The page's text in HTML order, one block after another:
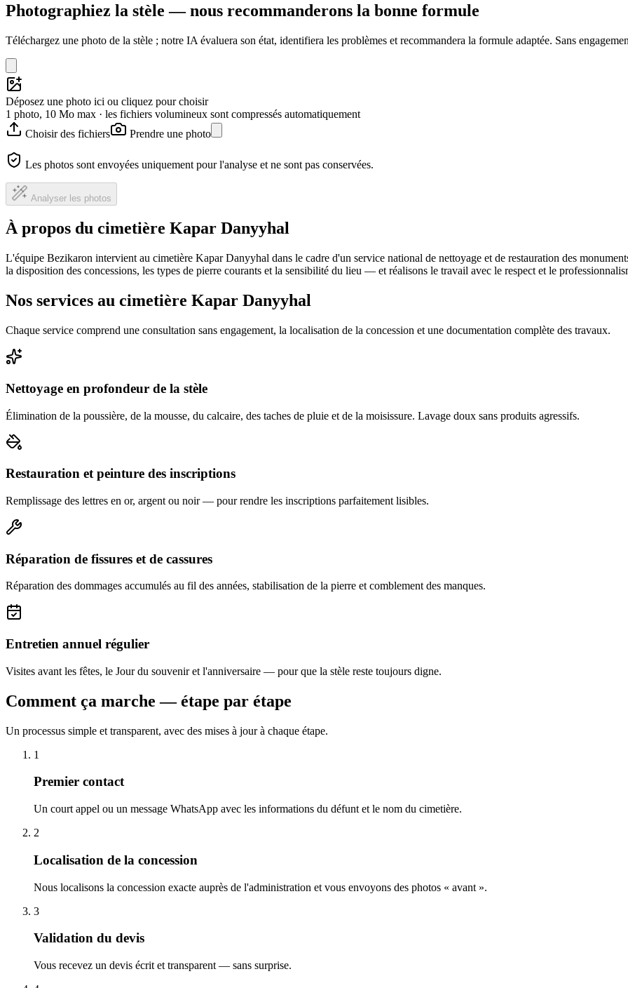
Photographiez la stèle — nous recommanderons la bonne formule
Téléchargez une photo de la stèle ; notre IA évaluera son état, identifiera les problèmes et recommandera la formule adaptée. Sans
Déposez une photo ici ou cliquez pour choisir
1 photo, 10 Mo max · les fichiers volumineux sont compressés automatiquement
Choisir des fichiers
Prendre une photo
Les photos sont envoyées uniquement pour l'analyse et ne sont pas conservées.
Analyser les photos
À propos du cimetière Kapar Danyyhal
L'équipe Bezikaron intervient au cimetière Kapar Danyyhal dans le cadre d'un service national de nettoyage et de restauration des
la disposition des concessions, les types de pierre courants et la sensibilité du lieu — et réalisons le travail avec le respect et le
Nos services au cimetière Kapar Danyyhal
Chaque service comprend une consultation sans engagement, la localisation de la concession et une documentation complète des travaux.
Nettoyage en profondeur de la stèle
Élimination de la poussière, de la mousse, du calcaire, des taches de pluie et de la moisissure. Lavage doux sans produits agressifs.
Restauration et peinture des inscriptions
Remplissage des lettres en or, argent ou noir — pour rendre les inscriptions parfaitement lisibles.
Réparation de fissures et de cassures
Réparation des dommages accumulés au fil des années, stabilisation de la pierre et comblement des manques.
Entretien annuel régulier
Visites avant les fêtes, le Jour du souvenir et l'anniversaire — pour que la stèle reste toujours digne.
Comment ça marche — étape par étape
Un processus simple et transparent, avec des mises à jour à chaque étape.
1
Premier contact
Un court appel ou un message WhatsApp avec les informations du défunt et le nom du cimetière.
2
Localisation de la concession
Nous localisons la concession exacte auprès de l'administration et vous envoyons des photos « avant ».
3
Validation du devis
Vous recevez un devis écrit et transparent — sans surprise.